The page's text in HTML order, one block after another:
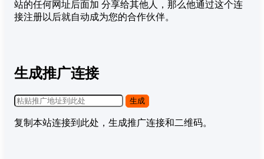
站的任何网址后面加 分享给其他人，那么他通过这个连
接注册以后就自动成为您的合作伙伴。
生成推广连接
生成
复制本站连接到此处，生成推广连接和二维码。